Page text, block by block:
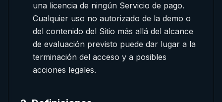
una licencia de ningún Servicio de pago.
Cualquier uso no autorizado de la demo o
del contenido del Sitio más allá del alcance
de evaluación previsto puede dar lugar a la
terminación del acceso y a posibles
acciones legales.